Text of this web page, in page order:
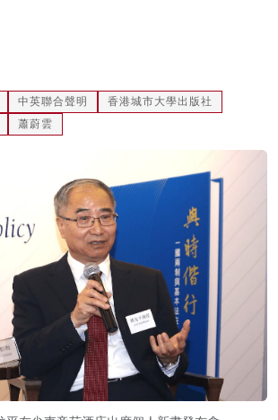
中英聯合聲明
香港城市大學出版社
蕭蔚雲